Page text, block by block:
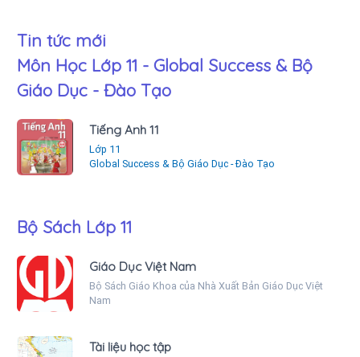
Tin tức mới
Môn Học Lớp 11 - Global Success & Bộ
Giáo Dục - Đào Tạo
Tiếng Anh 11
Lớp 11
Global Success & Bộ Giáo Dục - Đào Tạo
Bộ Sách Lớp 11
Giáo Dục Việt Nam
Bộ Sách Giáo Khoa của Nhà Xuất Bản Giáo Dục Việt
Nam
Tài liệu học tập